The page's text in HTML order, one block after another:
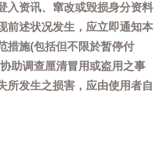
入资讯、窜改或毁损身分资料
前述状况发生，应立即通知本
措施(包括但不限於暂停付
助调查厘清冒用或盗用之事
所发生之损害，应由使用者自